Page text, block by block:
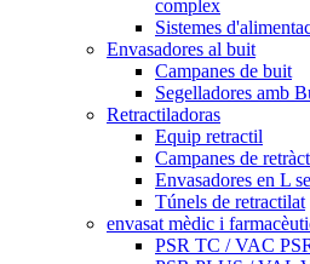
complex
Sistemes
Envasadores al buit
Campanes de buit
Segelladores amb
Retractiladoras
Equip retractil
Campanes de
Envasadores en L
Túnels de retractilat
envasat mèdic i
PSR TC / VAC